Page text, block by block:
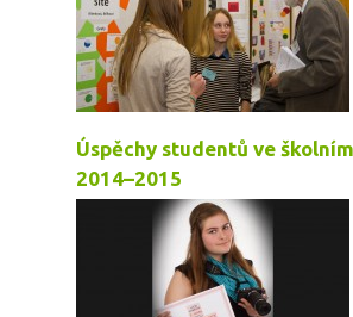
Úspěchy studentů ve
2014–2015